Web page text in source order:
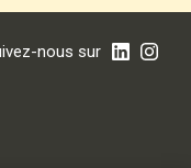
nous sur